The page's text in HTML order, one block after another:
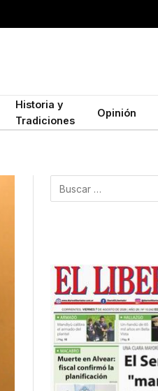
Historia y
Tradiciones
Opinión